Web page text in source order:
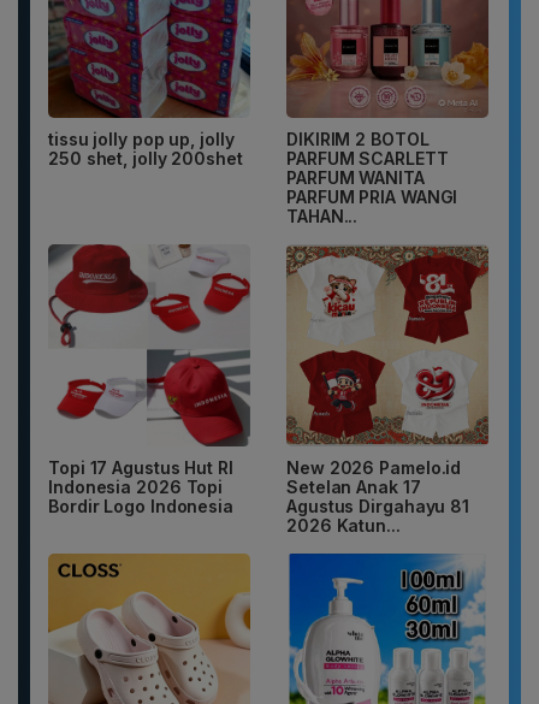
tissu jolly pop up, jolly
250 shet, jolly 200shet
DIKIRIM 2 BOTOL
PARFUM SCARLETT
PARFUM WANITA
PARFUM PRIA WANGI
TAHAN...
Topi 17 Agustus Hut RI
Indonesia 2026 Topi
Bordir Logo Indonesia
New 2026 Pamelo.id
Setelan Anak 17
Agustus Dirgahayu 81
2026 Katun...